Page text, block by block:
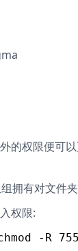
的权限便可
拥有对文件夹
权限: